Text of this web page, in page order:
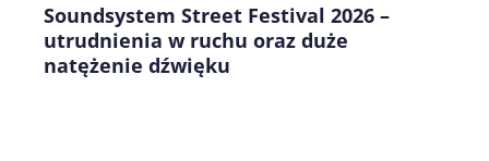
Soundsystem Street Festival 2026 –
utrudnienia w ruchu oraz duże
natężenie dźwięku